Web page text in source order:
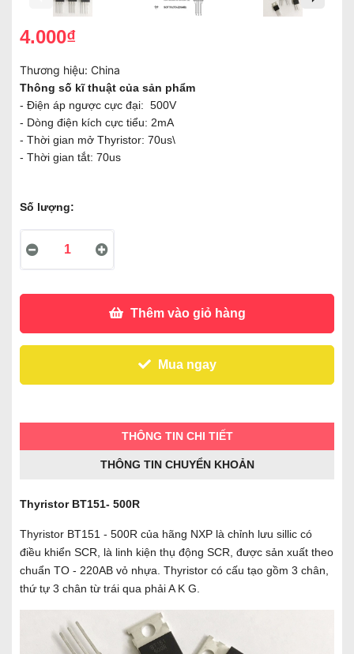
4.000₫
Thương hiệu: China
Thông số kĩ thuật của sản phẩm
- Điện áp ngược cực đại: 500V
- Dòng điện kích cực tiểu: 2mA
- Thời gian mở Thyristor: 70us\
- Thời gian tắt: 70us
Số lượng:
Thêm vào giỏ hàng
Mua ngay
THÔNG TIN CHI TIẾT
THÔNG TIN CHUYỂN KHOẢN
Thyristor BT151- 500R
Thyristor BT151 - 500R của hãng NXP là chỉnh lưu sillic có
điều khiển SCR, là linh kiện thụ động SCR, được sản xuất theo
chuẩn TO - 220AB vỏ nhựa. Thyristor có cấu tạo gồm 3 chân,
thứ tự 3 chân từ trái qua phải A K G.